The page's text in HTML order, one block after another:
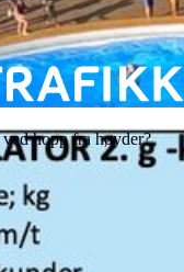
hopp fra høyder?